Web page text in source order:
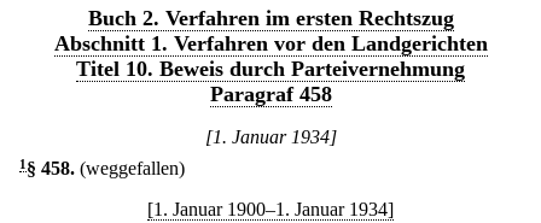
Buch 2. Verfahren im ersten Rechtszug
Abschnitt 1. Verfahren vor den Landgerichten
Titel 10. Beweis durch Parteivernehmung
Paragraf 458
[1. Januar 1934]
1 § 458. (weggefallen)
[1. Januar 1900–1. Januar 1934]